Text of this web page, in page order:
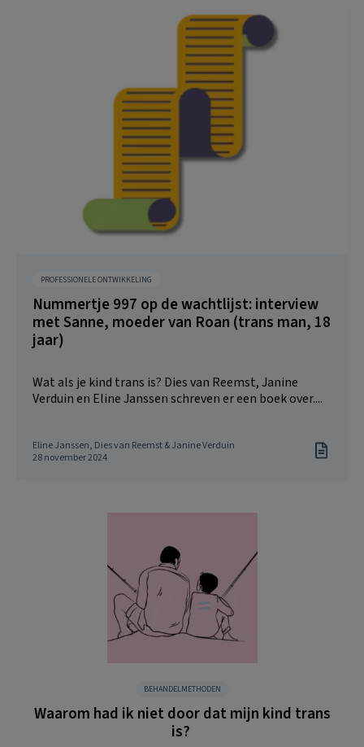
PROFESSIONELE ONTWIKKELING
Nummertje 997 op de wachtlijst: interview
met Sanne, moeder van Roan (trans man, 18
jaar)
Wat als je kind trans is? Dies van Reemst, Janine
Verduin en Eline Janssen schreven er een boek over....
Eline Janssen, Dies van Reemst & Janine Verduin
28 november 2024
BEHANDELMETHODEN
Waarom had ik niet door dat mijn kind trans
is?